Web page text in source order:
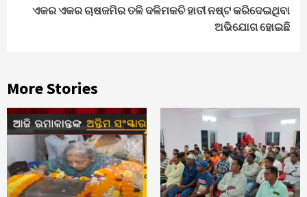
ଏକର ଏକର ଚାଷଜମିର ତଳି ଦଳିମକଚି ହାତୀ ନଷ୍ଟ କରିଦେଇଥିବା
ଅଭିଯୋଗ ହୋଇଛି
More Stories